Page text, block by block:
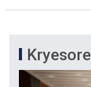
Kryesore